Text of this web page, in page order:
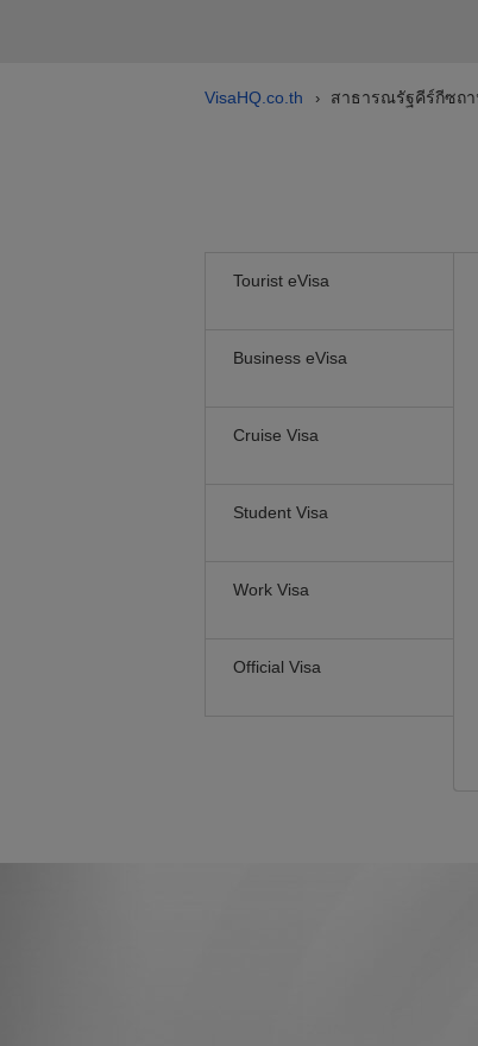
VisaHQ.co.th › สาธารณรัฐคีร์กีซถ
Tourist eVisa
Business eVisa
Cruise Visa
Student Visa
Work Visa
Official Visa